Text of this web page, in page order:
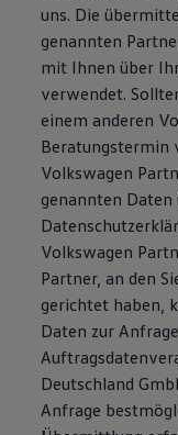
uns. Die
genannten
mit Ihnen über
verwendet.
einem anderen
Beratungstermin
Volkswagen
genannten
Volkswagen
Partner, an den
gerichtet haben,
Daten zur
Deutschland
Anfrage